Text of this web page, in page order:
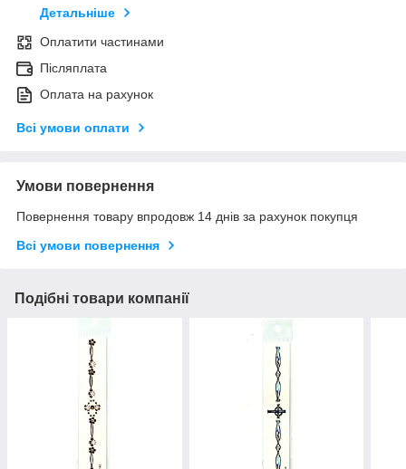
Детальніше
Оплатити частинами
Післяплата
Оплата на рахунок
Всі умови оплати
Умови повернення
Повернення товару впродовж 14 днів за рахунок покупця
Всі умови повернення
Подібні товари компанії